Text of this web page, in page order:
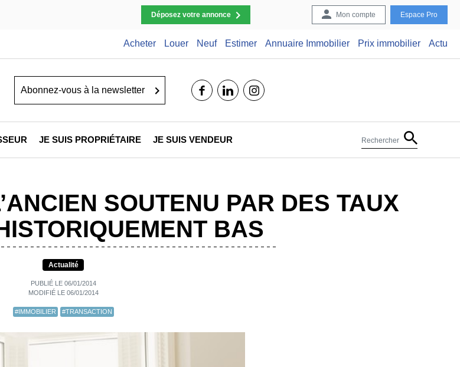
Déposez votre annonce Mon compte Espace Pro
Acheter Louer Neuf Estimer Annuaire Immobilier Prix immobilier Actu
facebooklinkedin
JE SUIS PROPRIÉTAIRE JE SUIS VENDEUR Rechercher
SOUTENU PAR DES TAUX
BAS
Actualité
PUBLIÉ LE 06/01/2014
MODIFIÉ LE 06/01/2014
#IMMOBILIER #TRANSACTION